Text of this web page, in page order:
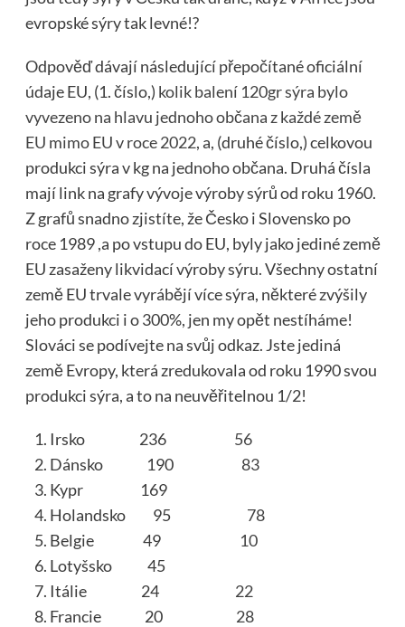
evropské sýry tak levné!?
Odpověď dávají následující přepočítané oficiální
údaje EU, (1. číslo,) kolik balení 120gr sýra bylo
vyvezeno na hlavu jednoho občana z každé země
EU mimo EU v roce 2022, a, (druhé číslo,) celkovou
produkci sýra v kg na jednoho občana. Druhá čísla
mají link na grafy vývoje výroby sýrů od roku 1960.
Z grafů snadno zjistíte, že Česko i Slovensko po
roce 1989 ,a po vstupu do EU, byly jako jediné země
EU zasaženy likvidací výroby sýru. Všechny ostatní
země EU trvale vyrábějí více sýra, některé zvýšily
jeho produkci i o 300%, jen my opět nestíháme!
Slováci se podívejte na svůj odkaz. Jste jediná
země Evropy, která zredukovala od roku 1990 svou
produkci sýra, a to na neuvěřitelnou 1/2!
Irsko 236
56
Dánsko 190 83
Kypr 169
Holandsko 95 78
Belgie 49
10
Lotyšsko 45
Itálie 24 22
Francie 20 28